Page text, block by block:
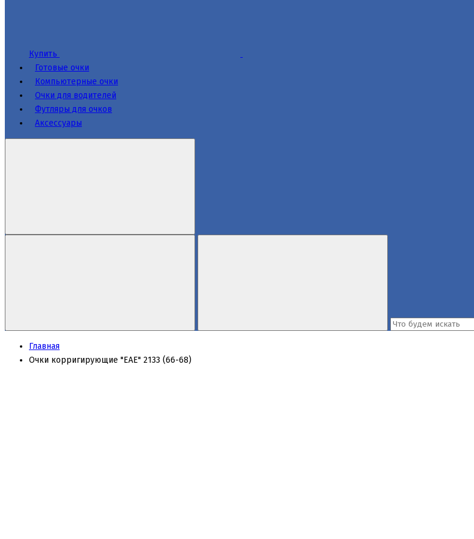
Купить
Готовые очки
Компьютерные очки
Очки для водителей
Футляры для очков
Аксессуары
Главная
Очки корригирующие "EAE" 2133 (66-68)